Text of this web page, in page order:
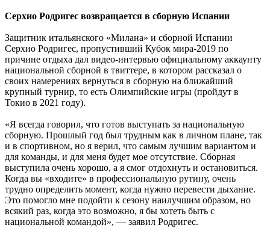
Серхио Родригес возвращается в сборную Испании
Защитник итальянского «Милана» и сборной Испании
Серхио Родригес, пропустивший Кубок мира-2019 по
причине отдыха дал видео-интервью официальному аккаунту
национальной сборной в твиттере, в котором рассказал о
своих намерениях вернуться в сборную на ближайший
крупный турнир, то есть Олимпийские игры (пройдут в
Токио в 2021 году).
«Я всегда говорил, что готов выступать за национальную
сборную. Прошлый год был трудным как в личном плане, так
и в спортивном, но я верил, что самым лучшим вариантом и
для команды, и для меня будет мое отсутствие. Сборная
выступила очень хорошо, а я смог отдохнуть и остановиться.
Когда вы «входите» в профессиональную рутину, очень
трудно определить момент, когда нужно перевести дыхание.
Это помогло мне подойти к сезону наилучшим образом, но
всякий раз, когда это возможно, я бы хотеть быть с
национальной командой», — заявил Родригес.